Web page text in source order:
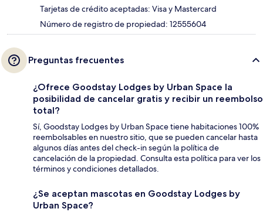
Tarjetas de crédito aceptadas: Visa y Mastercard
Número de registro de propiedad: 12555604
Preguntas frecuentes
¿Ofrece Goodstay Lodges by Urban Space la
posibilidad de cancelar gratis y recibir un reembolso
total?
Sí, Goodstay Lodges by Urban Space tiene habitaciones 100%
reembolsables en nuestro sitio, que se pueden cancelar hasta
algunos días antes del check-in según la política de
cancelación de la propiedad. Consulta esta política para ver los
términos y condiciones detallados.
¿Se aceptan mascotas en Goodstay Lodges by
Urban Space?